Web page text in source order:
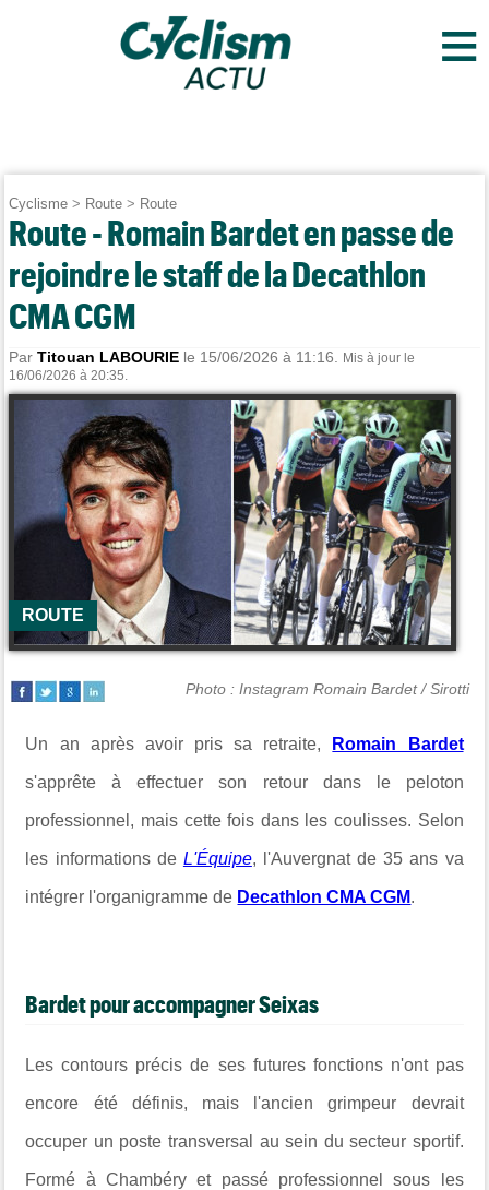
≡
Cyclisme > Route > Route
Route - Romain Bardet en passe de
rejoindre le staff de la Decathlon
CMA CGM
ParTitouan LABOURIE le 15/06/2026 à 11:16.
Mis à jour le
16/06/2026 à 20:35.
ROUTE
Photo : Instagram Romain Bardet / Sirotti
Un an après avoir pris sa retraite, Romain Bardet
s'apprête à effectuer son retour dans le peloton
professionnel, mais cette fois dans les coulisses. Selon
les informations de L'Équipe, l'Auvergnat de 35 ans va
intégrer l'organigramme de Decathlon CMA CGM.
Bardet pour accompagner Seixas
Les contours précis de ses futures fonctions n'ont pas
encore été définis, mais l'ancien grimpeur devrait
occuper un poste transversal au sein du secteur sportif.
Formé à Chambéry et passé professionnel sous les